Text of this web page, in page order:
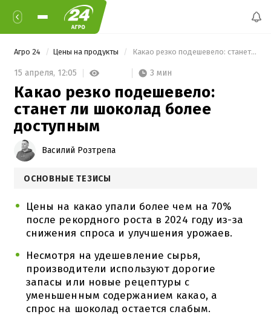
Агро 24 Цены на продукты Какао резко подешевело: станет ли шоколад более доступным
15 апреля, 12:05 3 мин
Какао резко подешевело:
станет ли шоколад более
доступным
Василий Розтрепа
ОСНОВНЫЕ ТЕЗИСЫ
Цены на какао упали более чем на 70%
после рекордного роста в 2024 году из-за
снижения спроса и улучшения урожаев.
Несмотря на удешевление сырья,
производители используют дорогие
запасы или новые рецептуры с
уменьшенным содержанием какао, а
спрос на шоколад остается слабым.